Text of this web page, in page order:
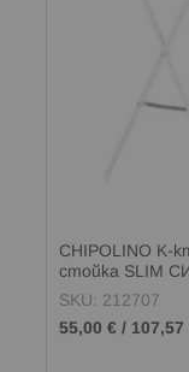
CHIPOLINO К-
стойка SLIM
SKU: 212707
55,00 € / 107,57